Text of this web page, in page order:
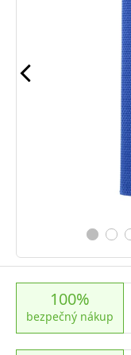
100%
bezpečný nákup